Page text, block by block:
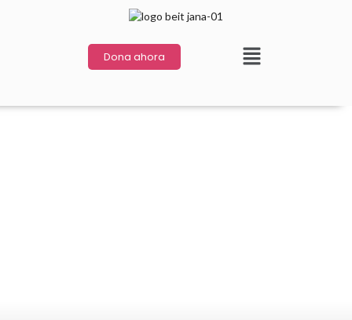
Dona ahora